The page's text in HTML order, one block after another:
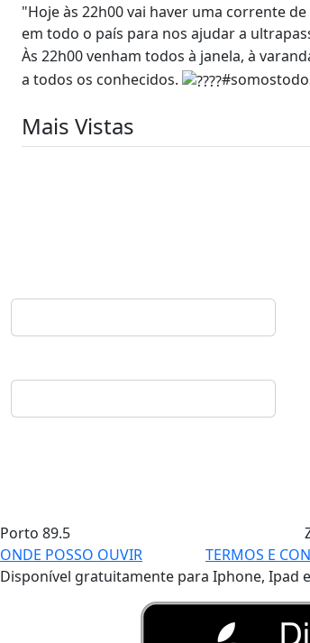
"Hoje às 22h00 vai haver uma corrente
em todo o país para nos ajudar a
Às 22h00 venham todos à janela, à
a todos os conhecidos.
Mais Vistas
Porto 89.5
ONDE POSSO OUVIR
TERMOS E
Disponível gratuitamente para Iphone, Ipad